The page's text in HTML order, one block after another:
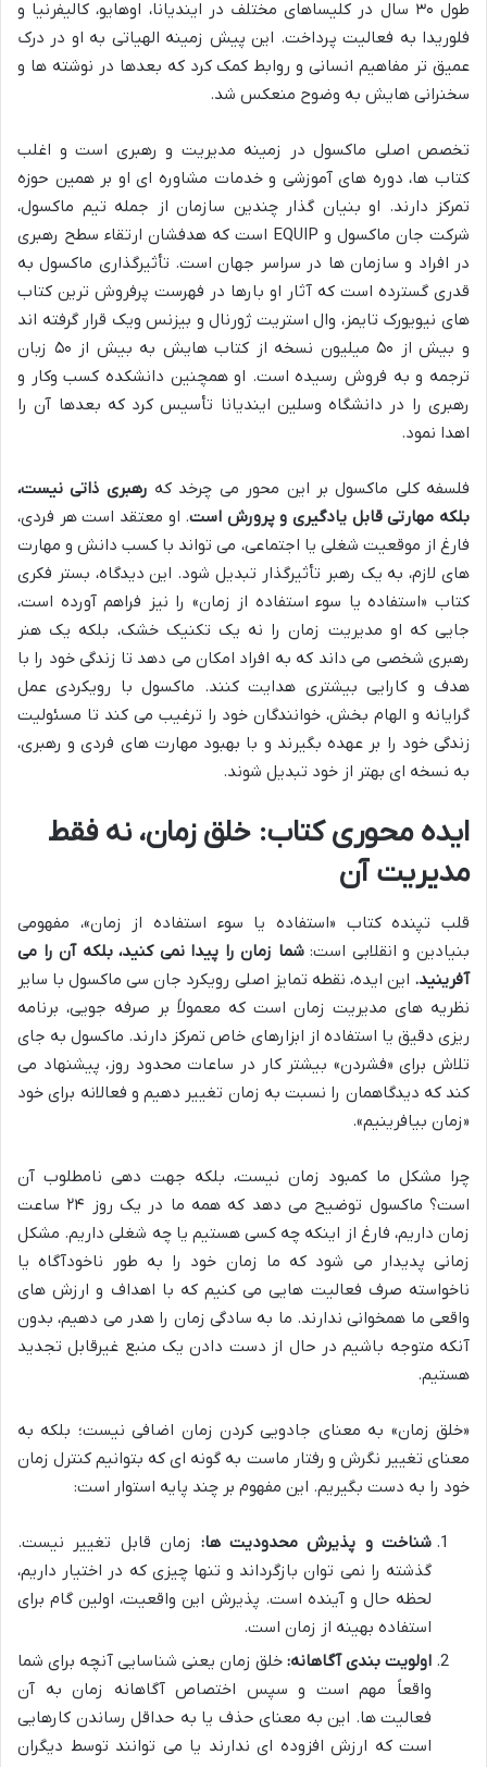
طول ۳۰ سال در کلیساهای مختلف در ایندیانا، اوهایو، کالیفرنیا و
فلوریدا به فعالیت پرداخت. این پیش زمینه الهیاتی به او در درک
عمیق تر مفاهیم انسانی و روابط کمک کرد که بعدها در نوشته ها و
سخنرانی هایش به وضوح منعکس شد.
تخصص اصلی ماکسول در زمینه مدیریت و رهبری است و اغلب
کتاب ها، دوره های آموزشی و خدمات مشاوره ای او بر همین حوزه
تمرکز دارند. او بنیان گذار چندین سازمان از جمله تیم ماکسول،
شرکت جان ماکسول و EQUIP است که هدفشان ارتقاء سطح رهبری
در افراد و سازمان ها در سراسر جهان است. تأثیرگذاری ماکسول به
قدری گسترده است که آثار او بارها در فهرست پرفروش ترین کتاب
های نیویورک تایمز، وال استریت ژورنال و بیزنس ویک قرار گرفته اند
و بیش از ۵۰ میلیون نسخه از کتاب هایش به بیش از ۵۰ زبان
ترجمه و به فروش رسیده است. او همچنین دانشکده کسب وکار و
رهبری را در دانشگاه وسلین ایندیانا تأسیس کرد که بعدها آن را
اهدا نمود.
فلسفه کلی ماکسول بر این محور می چرخد که رهبری ذاتی نیست،
بلکه مهارتی قابل یادگیری و پرورش است. او معتقد است هر فردی،
فارغ از موقعیت شغلی یا اجتماعی، می تواند با کسب دانش و مهارت
های لازم، به یک رهبر تأثیرگذار تبدیل شود. این دیدگاه، بستر فکری
کتاب «استفاده یا سوء استفاده از زمان» را نیز فراهم آورده است،
جایی که او مدیریت زمان را نه یک تکنیک خشک، بلکه یک هنر
رهبری شخصی می داند که به افراد امکان می دهد تا زندگی خود را با
هدف و کارایی بیشتری هدایت کنند. ماکسول با رویکردی عمل
گرایانه و الهام بخش، خوانندگان خود را ترغیب می کند تا مسئولیت
زندگی خود را بر عهده بگیرند و با بهبود مهارت های فردی و رهبری،
به نسخه ای بهتر از خود تبدیل شوند.
ایده محوری کتاب: خلق زمان، نه فقط
مدیریت آن
قلب تپنده کتاب «استفاده یا سوء استفاده از زمان»، مفهومی
بنیادین و انقلابی است:شما زمان را پیدا نمی کنید، بلکه آن را می
آفرینید. این ایده، نقطه تمایز اصلی رویکرد جان سی ماکسول با سایر
نظریه های مدیریت زمان است که معمولاً بر صرفه جویی، برنامه
ریزی دقیق یا استفاده از ابزارهای خاص تمرکز دارند. ماکسول به جای
تلاش برای «فشردن» بیشتر کار در ساعات محدود روز، پیشنهاد می
کند که دیدگاهمان را نسبت به زمان تغییر دهیم و فعالانه برای خود
«زمان بیافرینیم».
چرا مشکل ما کمبود زمان نیست، بلکه جهت دهی نامطلوب آن
است؟ ماکسول توضیح می دهد که همه ما در یک روز ۲۴ ساعت
زمان داریم، فارغ از اینکه چه کسی هستیم یا چه شغلی داریم. مشکل
زمانی پدیدار می شود که ما زمان خود را به طور ناخودآگاه یا
ناخواسته صرف فعالیت هایی می کنیم که با اهداف و ارزش های
واقعی ما همخوانی ندارند. ما به سادگی زمان را هدر می دهیم، بدون
آنکه متوجه باشیم در حال از دست دادن یک منبع غیرقابل تجدید
هستیم.
«خلق زمان» به معنای جادویی کردن زمان اضافی نیست؛ بلکه به
معنای تغییر نگرش و رفتار ماست به گونه ای که بتوانیم کنترل زمان
خود را به دست بگیریم. این مفهوم بر چند پایه استوار است:
شناخت و پذیرش محدودیت ها: زمان قابل تغییر نیست.
گذشته را نمی توان بازگرداند و تنها چیزی که در اختیار داریم،
لحظه حال و آینده است. پذیرش این واقعیت، اولین گام برای
استفاده بهینه از زمان است.
اولویت بندی آگاهانه: خلق زمان یعنی شناسایی آنچه برای شما
واقعاً مهم است و سپس اختصاص آگاهانه زمان به آن
فعالیت ها. این به معنای حذف یا به حداقل رساندن کارهایی
است که ارزش افزوده ای ندارند یا می توانند توسط دیگران